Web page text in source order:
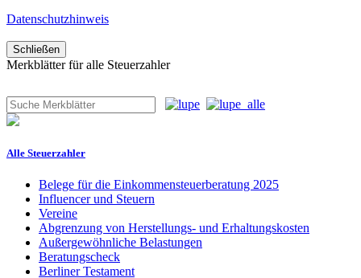
Datenschutzhinweis
Schließen
Merkblätter für alle Steuerzahler
Alle Steuerzahler
Belege für die Einkommensteuerberatung 2025
Influencer und Steuern
Vereine
Abgrenzung von Herstellungs- und Erhaltungskosten
Außergewöhnliche Belastungen
Beratungscheck
Berliner Testament